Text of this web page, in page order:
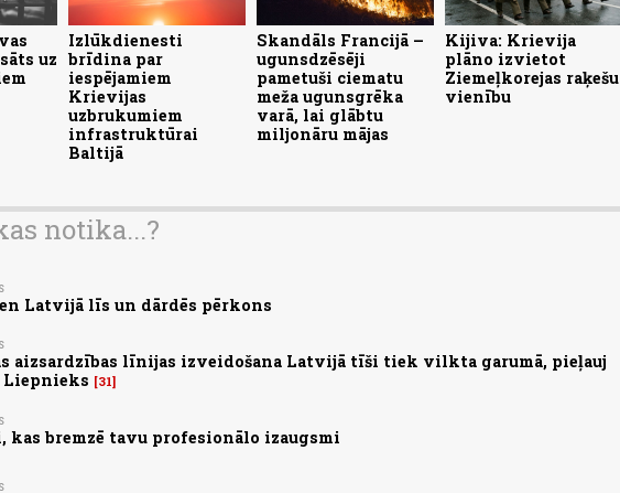
uz
Izlūkdienesti
brīdina par
iespējamiem
Krievijas
uzbrukumiem
infrastruktūrai
Baltijā
Skandāls Francijā –
ugunsdzēsēji
pametuši ciematu
meža ugunsgrēka
varā, lai glābtu
miljonāru mājas
Kijiva: Krievija
plāno izvietot
Ziemeļkorejas raķešu
vienību
notika...?
Latvijā līs un dārdēs pērkons
aizsardzības līnijas izveidošana Latvijā tīši tiek vilkta garumā, pieļauj
Liepnieks
31
kas bremzē tavu profesionālo izaugsmi